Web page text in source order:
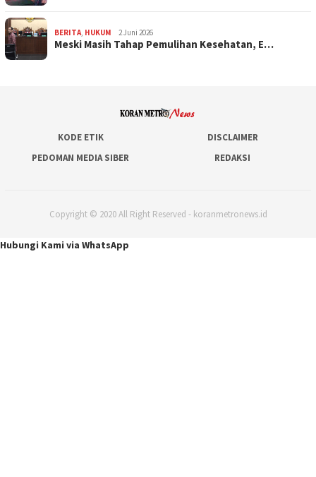
BERITA, HUKUM 2 Juni 2026
Meski Masih Tahap Pemulihan Kesehatan, E…
KODE ETIK
DISCLAIMER
PEDOMAN MEDIA SIBER
REDAKSI
Copyright © 2020 All Right Reserved - koranmetronews.id
Hubungi Kami via WhatsApp